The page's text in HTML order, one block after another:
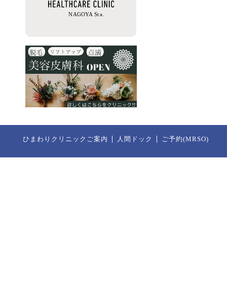
ひまわりクリニックご案内 人間ドック ご予約(MRSO)